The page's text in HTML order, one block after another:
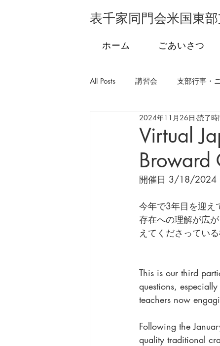
表千家同門会米国東
ホーム ごあいさつ
All Posts 講習会 支部行事・
支部行事・フロリダ 支部行
発会式 市民
Virtual
Broward
2024年11月26日 読了
開催日 3/18/2024
今年で3年目を迎え
存在への理解が広
えてくださってい
This is our third
questions,
teachers now
Following the
quality traditional